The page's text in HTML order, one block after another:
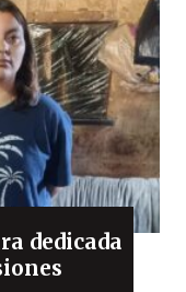
dedicada